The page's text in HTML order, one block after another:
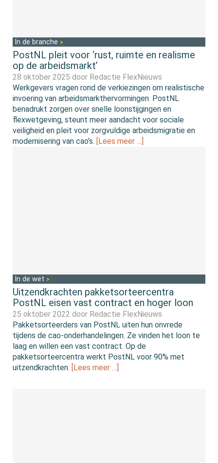
In de branche
PostNL pleit voor ‘rust, ruimte en realisme
op de arbeidsmarkt’
28 oktober 2025 door Redactie FlexNieuws
Werkgevers vragen rond de verkiezingen om realistische
invoering van arbeidsmarkthervormingen. PostNL
benadrukt zorgen over snelle loonstijgingen en
flexwetgeving, steunt meer aandacht voor sociale
veiligheid en pleit voor zorgvuldige arbeidsmigratie en
modernisering van cao’s. [Lees meer …]
In de wet
Uitzendkrachten pakketsorteercentra
PostNL eisen vast contract en hoger loon
25 oktober 2022 door Redactie FlexNieuws
Pakketsorteerders van PostNL uiten hun onvrede
tijdens de cao-onderhandelingen. Ze vinden het loon te
laag en willen een vast contract. Op de
pakketsorteercentra werkt PostNL voor 90% met
uitzendkrachten.
[Lees meer …]